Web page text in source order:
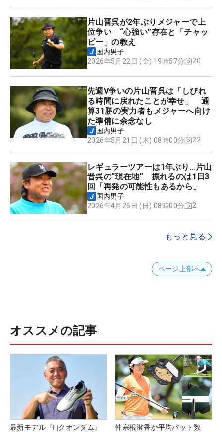
片山晋呉が2年ぶりメジャーで上
位争い “心強い”存在と「チャッ
ピー」の教え
国内男子
2026年5月22日 (金) 19時57分
20
先週V争いの片山晋呉は「しびれ
る時間に戻れたことが幸せ」 通
算31勝の実力者もメジャーへ向け
た準備に余念なし
国内男子
2026年5月21日 (木) 08時00分
22
レギュラーツアーは1年ぶり…片山
晋呉の“現在地” 振れるのは1日3
回「再発の可能性もあるから」
国内男子
2026年4月26日 (日) 08時00分
2
もっと見る
ページ上部へ
オススメの記事
最新モデル『FJクオンタム』 仲宗根澄香が平均パット数